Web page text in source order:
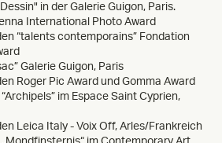
in der Galerie Guigon, Paris.
International Photo Award
“talents contemporains” Fondation
Galerie Guigon, Paris
Roger Pic Award und Gomma Award
im Espace Saint Cyprien,
Leica Italy - Voix Off, Arles/Frankreich